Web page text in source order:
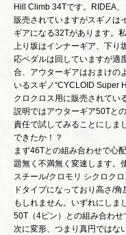
Hill Climb 34Tです。RIDEA
販売されていますがスギノは
ギアになる32Tがあります。
上り坂はインナーギア、下り
応ペダルは回していますが適
合、アウターギアはおまけの
いるスギノ“CYCLOID Super
クロクロス用に販売されてい
説明ではアウターギア50Tと
責任で試してみることにしま
できたか！？
まず46Tとの組み合わせで心
題無く不満無く変速します。
スチール/クロモリ シクロク
ドタイプになっており高さ/
もしれません。いずれにしま
50T（4ピン）との組み合わせ
次に変形、つまり真円ではな